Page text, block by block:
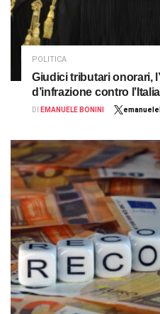
POLITICA
Giudici tributari onorari,
d’infrazione contro l’Italia
DI EMANUELE BONINI